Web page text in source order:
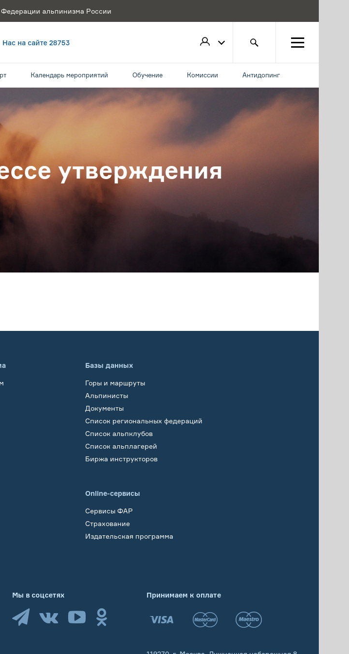
альпинизма России
Нас на сайте 28753
Календарь мероприятий Обучение Комиссии Антидопинг
утверждения
Базы данных
Горы и маршруты
Альпинисты
Документы
Список региональных федераций
Список альпклубов
Список альплагерей
Биржа инструкторов
Online-сервисы
Сервисы ФАР
Страхование
Издательская программа
Принимаем к оплате
Мы в соцсетях